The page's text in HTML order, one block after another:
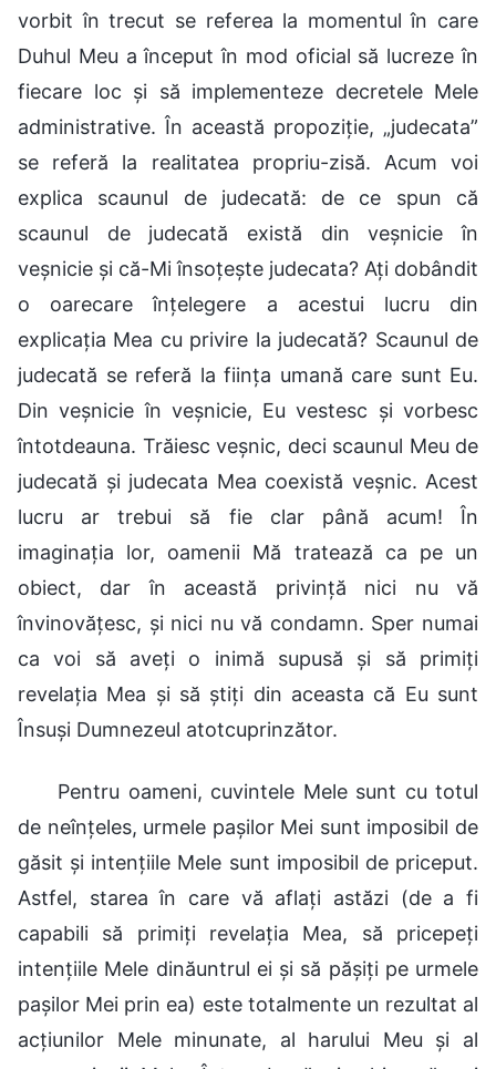
vorbit în trecut se referea la momentul în care
Duhul Meu a început în mod oficial să lucreze în
fiecare loc și să implementeze decretele Mele
administrative. În această propoziție, „judecata”
se referă la realitatea propriu-zisă. Acum voi
explica scaunul de judecată: de ce spun că
scaunul de judecată există din veșnicie în
veșnicie și că-Mi însoțește judecata? Ați dobândit
o oarecare înțelegere a acestui lucru din
explicația Mea cu privire la judecată? Scaunul de
judecată se referă la ființa umană care sunt Eu.
Din veșnicie în veșnicie, Eu vestesc și vorbesc
întotdeauna. Trăiesc veșnic, deci scaunul Meu de
judecată și judecata Mea coexistă veșnic. Acest
lucru ar trebui să fie clar până acum! În
imaginația lor, oamenii Mă tratează ca pe un
obiect, dar în această privință nici nu vă
învinovățesc, și nici nu vă condamn. Sper numai
ca voi să aveți o inimă supusă și să primiți
revelația Mea și să știți din aceasta că Eu sunt
Însuși Dumnezeul atotcuprinzător.
Pentru oameni, cuvintele Mele sunt cu totul
de neînțeles, urmele pașilor Mei sunt imposibil de
găsit și intențiile Mele sunt imposibil de priceput.
Astfel, starea în care vă aflați astăzi (de a fi
capabili să primiți revelația Mea, să pricepeți
intențiile Mele dinăuntrul ei și să pășiți pe urmele
pașilor Mei prin ea) este totalmente un rezultat al
acțiunilor Mele minunate, al harului Meu și al